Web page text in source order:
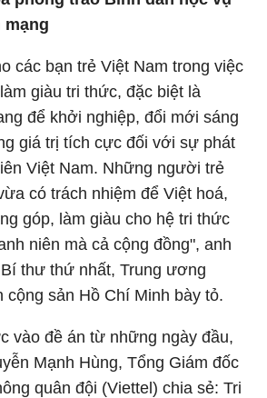
mạng
các bạn trẻ Việt Nam trong việc
giàu tri thức, đặc biệt là
để khởi nghiệp, đổi mới sáng
giá trị tích cực đối với sự phát
Việt Nam. Những người trẻ
có trách nhiệm để Việt hoá,
góp, làm giàu cho hệ tri thức
niên mà cả cộng đồng", anh
thư thứ nhất, Trung ương
cộng sản Hồ Chí Minh bày tỏ.
vào đề án từ những ngày đầu,
Mạnh Hùng, Tổng Giám đốc
quân đội (Viettel) chia sẻ: Tri